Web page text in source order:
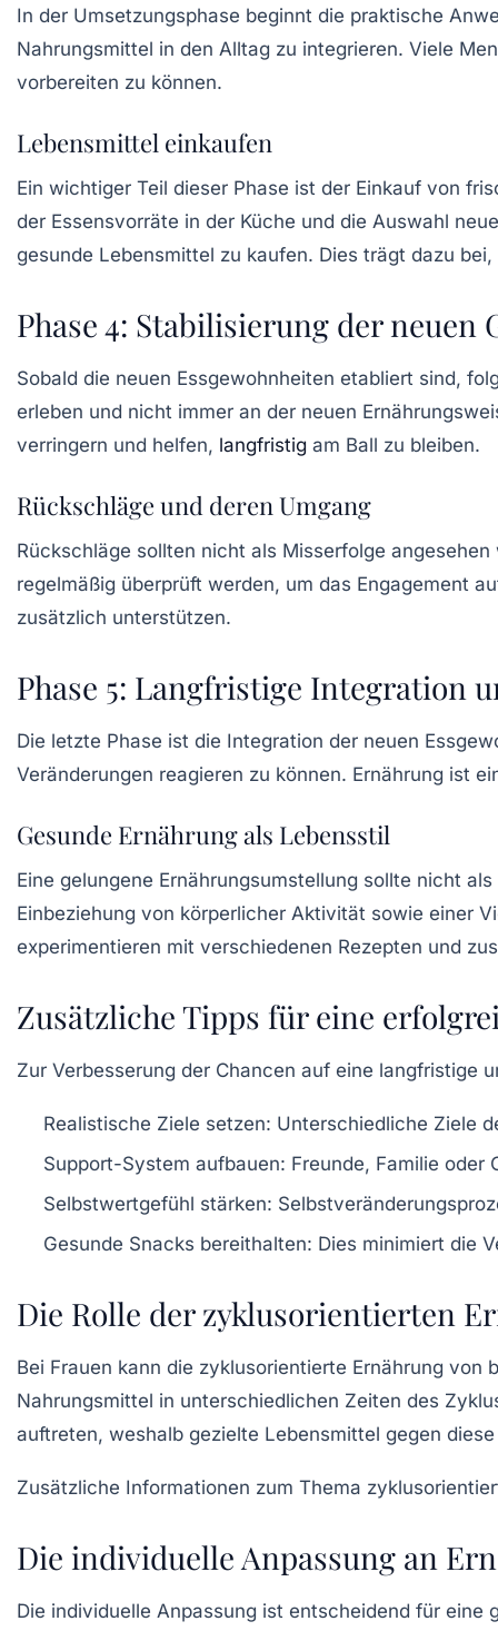
In der Umsetzungsphase beginnt die praktische
Nahrungsmittel in den Alltag zu integrieren. Viele
vorbereiten zu können.
Lebensmittel einkaufen
Ein wichtiger Teil dieser Phase ist der Einkauf von
der Essensvorräte in der Küche und die Auswahl
gesunde Lebensmittel zu kaufen. Dies trägt dazu
Phase 4: Stabilisierung der neuen
Sobald die neuen Essgewohnheiten etabliert sind,
erleben und nicht immer an der neuen
verringern und helfen, langfristig am Ball zu bleiben.
Rückschläge und deren Umgang
Rückschläge sollten nicht als Misserfolge
regelmäßig überprüft werden, um das Engagement
zusätzlich unterstützen.
Phase 5: Langfristige Integration
Die letzte Phase ist die Integration der neuen
Veränderungen reagieren zu können. Ernährung ist
Gesunde Ernährung als Lebensstil
Eine gelungene Ernährungsumstellung sollte nicht
Einbeziehung von körperlicher Aktivität sowie einer
experimentieren mit verschiedenen Rezepten und
Zusätzliche Tipps für eine
Zur Verbesserung der Chancen auf eine langfristige
Realistische Ziele setzen: Unterschiedliche Ziele
Support-System aufbauen: Freunde, Familie oder
Selbstwertgefühl stärken:
Gesunde Snacks bereithalten: Dies minimiert die
Die Rolle der zyklusorientierten
Bei Frauen kann die zyklusorientierte Ernährung von
Nahrungsmittel in unterschiedlichen Zeiten des
auftreten, weshalb gezielte Lebensmittel gegen
Zusätzliche Informationen zum Thema
Die individuelle Anpassung an
Die individuelle Anpassung ist entscheidend für eine